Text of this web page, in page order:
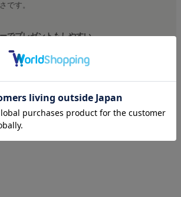
です。
でプレゼントもしやすい
インチ～34インチのフリーサイズとな
んな体型の方にも穿いて頂けるので、
も最適です。実際は36インチの方で
どのストレッチ性がございます。